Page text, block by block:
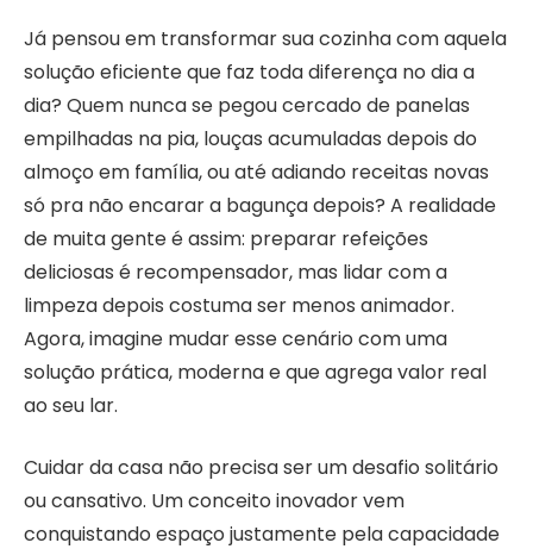
Já pensou em transformar sua cozinha com aquela
solução eficiente que faz toda diferença no dia a
dia? Quem nunca se pegou cercado de panelas
empilhadas na pia, louças acumuladas depois do
almoço em família, ou até adiando receitas novas
só pra não encarar a bagunça depois? A realidade
de muita gente é assim: preparar refeições
deliciosas é recompensador, mas lidar com a
limpeza depois costuma ser menos animador.
Agora, imagine mudar esse cenário com uma
solução prática, moderna e que agrega valor real
ao seu lar.
Cuidar da casa não precisa ser um desafio solitário
ou cansativo. Um conceito inovador vem
conquistando espaço justamente pela capacidade